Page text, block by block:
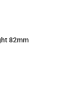
82mm